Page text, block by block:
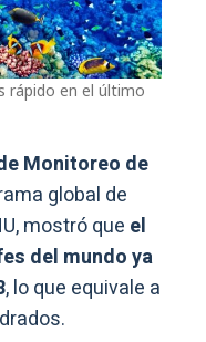
rápido en el último
Monitoreo de
global de
mostró que el
del mundo ya
, lo que equivale a